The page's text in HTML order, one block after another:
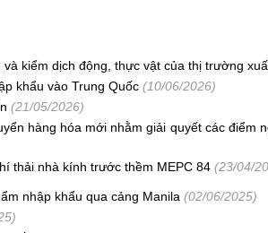
kiểm dịch động, thực vật của thị trường
khẩu vào Trung Quốc (10/06/2026)
(21/05/2026)
hàng hóa mới nhằm giải quyết các điểm
thải nhà kính trước thềm MEPC 84 (23/04/
nhập khẩu qua cảng Manila (02/06/2025)